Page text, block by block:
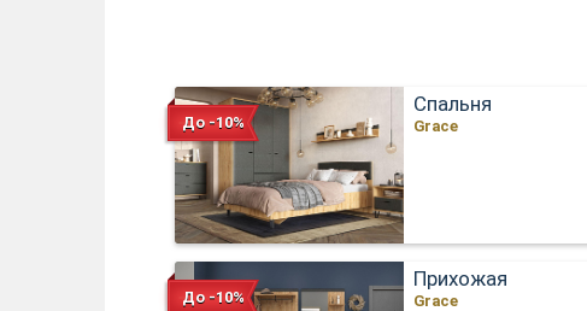
До -10%
Спальня
Grace
До -10%
Прихожая
Grace